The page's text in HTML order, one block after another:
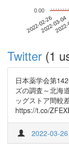
2022-02-262022-03-04
0.00
Twitter (1
日本薬学会第
ズの調査～北海
ッグストア間較
https://t.co/
2022-03-